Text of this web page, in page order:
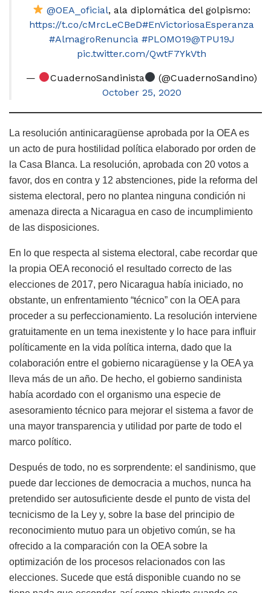
@OEA_oficial, ala diplomática del golpismo:
https://t.co/cMrcLeCBeD#EnVictoriosaEsperanza
#AlmagroRenuncia #PLOMO19@TPU19J
pic.twitter.com/QwtF7YkVth
— CuadernoSandinista
(@CuadernoSandino)
October 25, 2020
La resolución antinicaragüense aprobada por la OEA es
un acto de pura hostilidad política elaborado por orden de
la Casa Blanca. La resolución, aprobada con 20 votos a
favor, dos en contra y 12 abstenciones, pide la reforma del
sistema electoral, pero no plantea ninguna condición ni
amenaza directa a Nicaragua en caso de incumplimiento
de las disposiciones.
En lo que respecta al sistema electoral, cabe recordar que
la propia OEA reconoció el resultado correcto de las
elecciones de 2017, pero Nicaragua había iniciado, no
obstante, un enfrentamiento “técnico” con la OEA para
proceder a su perfeccionamiento. La resolución interviene
gratuitamente en un tema inexistente y lo hace para influir
políticamente en la vida política interna, dado que la
colaboración entre el gobierno nicaragüense y la OEA ya
lleva más de un año. De hecho, el gobierno sandinista
había acordado con el organismo una especie de
asesoramiento técnico para mejorar el sistema a favor de
una mayor transparencia y utilidad por parte de todo el
marco político.
Después de todo, no es sorprendente: el sandinismo, que
puede dar lecciones de democracia a muchos, nunca ha
pretendido ser autosuficiente desde el punto de vista del
tecnicismo de la Ley y, sobre la base del principio de
reconocimiento mutuo para un objetivo común, se ha
ofrecido a la comparación con la OEA sobre la
optimización de los procesos relacionados con las
elecciones. Sucede que está disponible cuando no se